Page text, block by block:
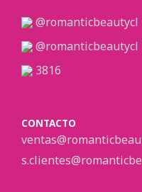
@romanticbeautycl
@romanticbeautycl
3816
CONTACTO